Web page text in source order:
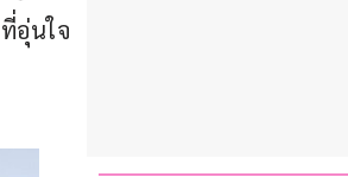
อุ่นใจ